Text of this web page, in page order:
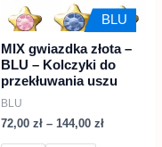
BLU
MIX gwiazdka złota –
BLU – Kolczyki do
przekłuwania uszu
BLU
72,00 zł – 144,00 zł
Opcje
można
wybrać
na
stronie
produktu